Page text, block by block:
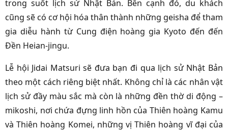
trong suốt lịch sử Nhật Bản. Bên cạnh đó, du khách
cũng sẽ có cơ hội hóa thân thành những geisha để tham
gia diễu hành từ Cung điện hoàng gia Kyoto đến đến
Đền Heian-jingu.
Lễ hội Jidai Matsuri sẽ đưa bạn đi qua lịch sử Nhật Bản
theo một cách riêng biệt nhất. Không chỉ là các nhân vật
lịch sử đầy màu sắc mà còn là những đền thờ di động –
mikoshi, nơi chứa đựng linh hồn của Thiên hoàng Kamu
và Thiên hoàng Komei, những vị Thiên hoàng vĩ đại của